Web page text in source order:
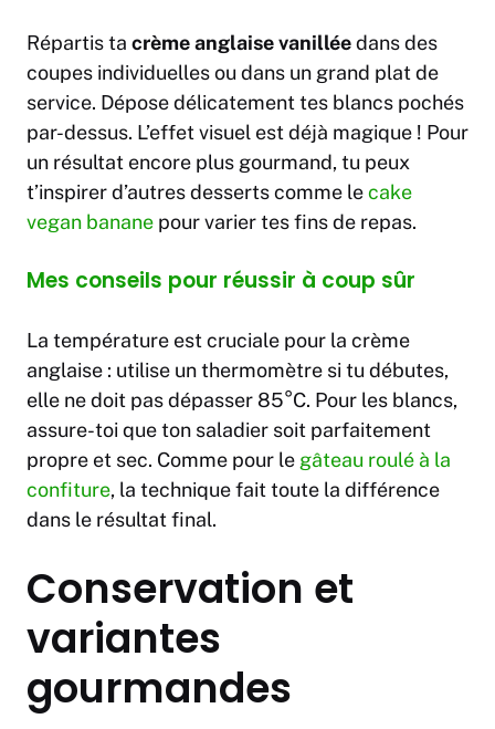
Répartis ta crème anglaise vanilléedans des
coupes individuelles ou dans un grand plat de
service. Dépose délicatement tes blancs pochés
par-dessus. L’effet visuel est déjà magique ! Pour
un résultat encore plus gourmand, tu peux
t’inspirer d’autres desserts comme lecake
vegan banane pour varier tes fins de repas.
Mes conseils pour réussir à coup sûr
La température est cruciale pour la crème
anglaise : utilise un thermomètre si tu débutes,
elle ne doit pas dépasser 85°C. Pour les blancs,
assure-toi que ton saladier soit parfaitement
propre et sec. Comme pour le gâteau roulé à la
confiture, la technique fait toute la différence
dans le résultat final.
Conservation et
variantes
gourmandes